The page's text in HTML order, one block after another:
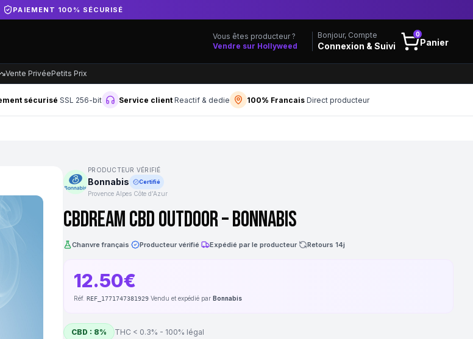
DIRECT PRODUCTEUR FRANÇAIS
Vous êtes producteur ?
Vendre sur Hollyweed
Bonjour, Compte
Connexion & Suivi
0
Panier
Vente PrivéePetits Prix
sécurisé SSL 256-bit Service client Reactif & dedie 100% Francais Direct producteur
PRODUCTEUR VÉRIFIÉ
Bonnabis Certifié
Provence Alpes Côte d’Azur
CBDream CBD Outdoor – Bonnabis
Chanvre français Producteur vérifié Expédié par le producteur· Retours 14j
12.50€
Réf. REF_1771747381929 Vendu et expédié par Bonnabis
CBD : 8% THC < 0.3% - 100% légal